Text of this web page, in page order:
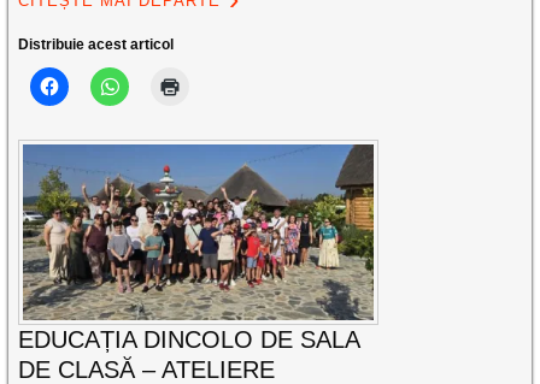
Distribuie acest articol
EDUCAȚIA DINCOLO DE SALA
DE CLASĂ – ATELIERE